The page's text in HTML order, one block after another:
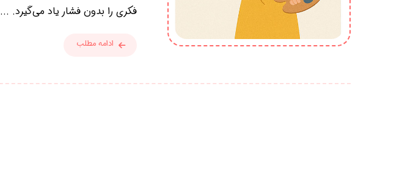
فکری را بدون فشار یاد می‌گیرد. ...
ادامه مطلب